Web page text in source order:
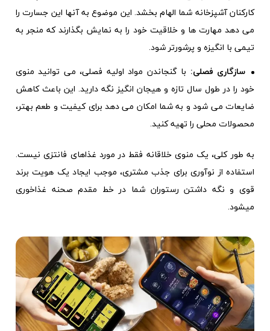
کارکنان آشپزخانه شما الهام بخشد. این موضوع به آنها این جسارت را
می دهد مهارت ها و خلاقیت خود را به نمایش بگذارند که منجر به
تیمی با انگیزه و پرشورتر شود.
سازگاری فصلی: با گنجاندن مواد اولیه فصلی، می توانید منوی
خود را در طول سال تازه و هیجان انگیز نگه دارید. این باعث کاهش
ضایعات می شود و به شما امکان می دهد برای کیفیت و طعم بهتر،
محصولات محلی را تهیه کنید.
به طور کلی، یک منوی خلاقانه فقط در مورد غذاهای فانتزی نیست.
استفاده از نوآوری برای جذب مشتری، موجب ایجاد یک هویت برند
قوی و نگه داشتن رستوران شما در خط مقدم صحنه غذاخوری
میشود.